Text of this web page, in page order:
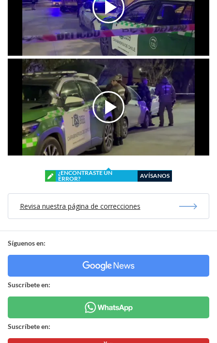
¿ENCONTRASTE UN
ERROR?
AVÍSANOS
Revisa nuestra página de correcciones
Síguenos en:
Suscríbete en:
Suscríbete en: